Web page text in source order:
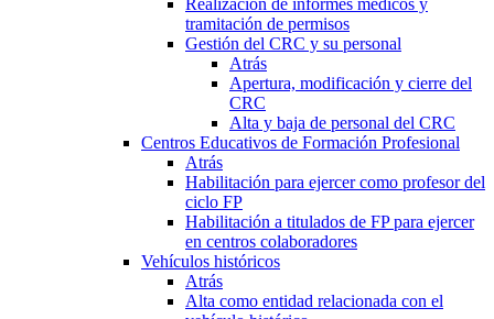
Realización de informes médicos y
tramitación de permisos
Gestión del CRC y su personal
Atrás
Apertura, modificación y cierre del
CRC
Alta y baja de personal del CRC
Centros Educativos de Formación Profesional
Atrás
Habilitación para ejercer como profesor del
ciclo FP
Habilitación a titulados de FP para ejercer
en centros colaboradores
Vehículos históricos
Atrás
Alta como entidad relacionada con el